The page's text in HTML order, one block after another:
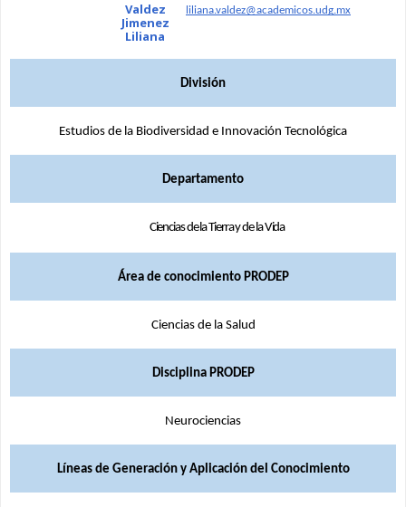
Valdez
Jimenez
Liliana
liliana.valdez@academicos.udg.mx
División
Estudios de la Biodiversidad e Innovación Tecnológica
Departamento
Ciencias de la Tierra y de la Vida
Área de conocimiento PRODEP
Ciencias de la Salud
Disciplina PRODEP
Neurociencias
Líneas de Generación y Aplicación del Conocimiento